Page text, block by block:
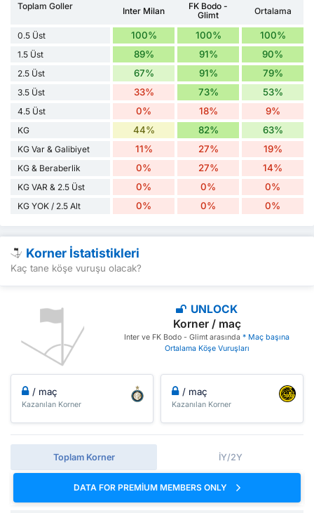
Toplam Goller Inter Milan
FK Bodo -
Glimt
Ortalama
0.5 Üst 100% 100% 100%
1.5 Üst 89% 91% 90%
2.5 Üst 67% 91% 79%
3.5 Üst 33% 73% 53%
4.5 Üst 0% 18% 9%
KG 44% 82% 63%
KG Var & Galibiyet 11% 27% 19%
KG & Beraberlik 0% 27% 14%
KG VAR & 2.5 Üst 0% 0% 0%
KG YOK / 2.5 Alt 0% 0% 0%
Korner İstatistikleri
Kaç tane köşe vuruşu olacak?
UNLOCK
Korner / maç
Inter ve FK Bodo - Glimt arasında* Maç başına
Ortalama Köşe Vuruşları
/ maç
Kazanılan Korner
/ maç
Kazanılan Korner
Toplam Korner İY/2Y
DATA FOR PREMIUM MEMBERS ONLY